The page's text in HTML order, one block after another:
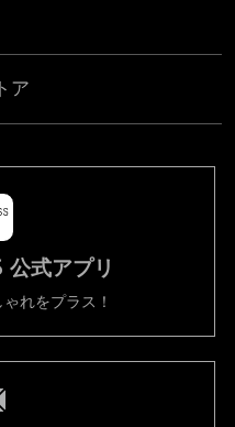
ア
公式アプリ
れをプラス！